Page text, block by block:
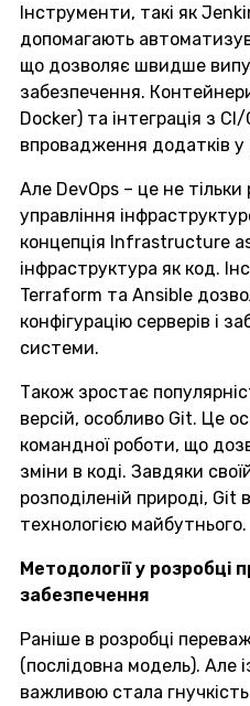
Інструменти, такі як
допомагають
що дозволяє швидше
забезпечення.
Docker) та інтеграція з
впровадження додатків
Але DevOps – це не
управління
концепція Infrastructure
інфраструктура як код.
Terraform та Ansible
конфігурацію серверів і
системи.
Також зростає
версій, особливо Git. Це
командної роботи, що
зміни в коді. Завдяки
розподіленій природі,
технологією майбутнього.
Методології у розробці
забезпечення
Раніше в розробці
(послідовна модель). Але
важливою стала